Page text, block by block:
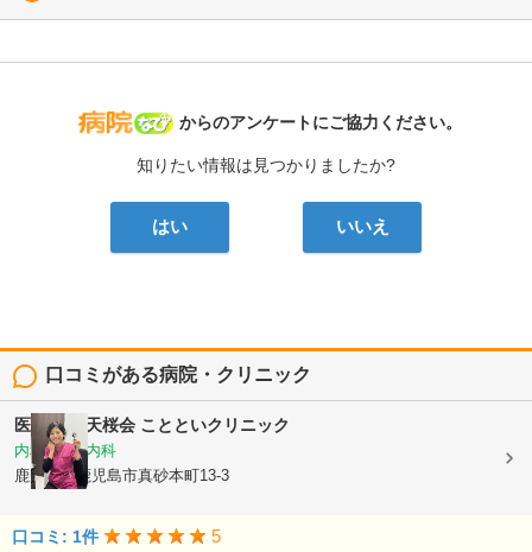
病院なび
からのアンケートにご協力ください。
知りたい情報は見つかりましたか?
はい いいえ
口コミがある病院・クリニック
医療法人 天桜会 ことといクリニック
内科, 血液内科
鹿児島県鹿児島市真砂本町13-3
口コミ: 1件 5